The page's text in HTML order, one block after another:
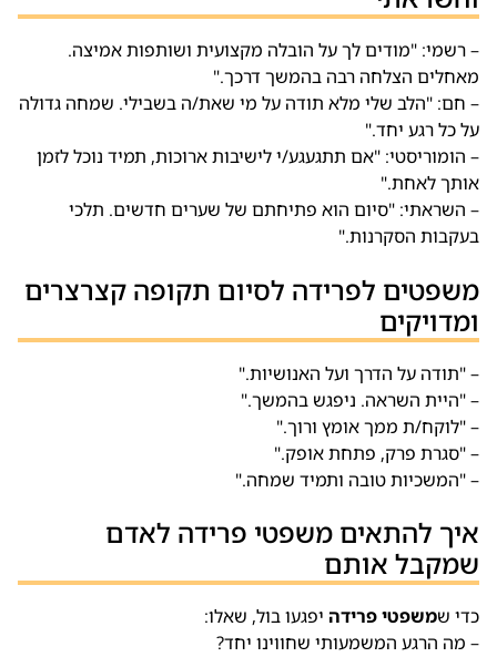
– רשמי: "מודים לך על הובלה מקצועית ושותפות אמיצה.
מאחלים הצלחה רבה בהמשך דרכך."
– חם: "הלב שלי מלא תודה על מי שאת/ה בשבילי. שמחה גדולה
על כל רגע יחד."
– הומוריסטי: "אם תתגעגע/י לישיבות ארוכות, תמיד נוכל לזמן
אותך לאחת."
– השראתי: "סיום הוא פתיחתם של שערים חדשים. תלכי
בעקבות הסקרנות."
משפטים לפרידה לסיום תקופה קצרצרים
ומדויקים
– "תודה על הדרך ועל האנושיות."
– "היית השראה. ניפגש בהמשך."
– "לוקח/ת ממך אומץ ורוך."
– "סגרת פרק, פתחת אופק."
– "המשכיות טובה ותמיד שמחה."
איך להתאים משפטי פרידה לאדם
שמקבל אותם
כדי שמשפטי פרידה יפגעו בול, שאלו:
– מה הרגע המשמעותי שחווינו יחד?